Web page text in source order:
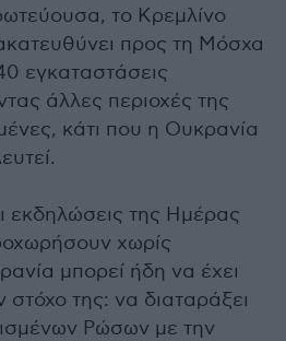
το Κρεμλίνο
προς τη Μόσχα
εγκαταστάσεις
άλλες περιοχές της
κάτι που η Ουκρανία
εκδηλώσεις της Ημέρας
χωρίς
μπορεί ήδη να έχει
στόχο της: να διαταράξει
Ρώσων με την